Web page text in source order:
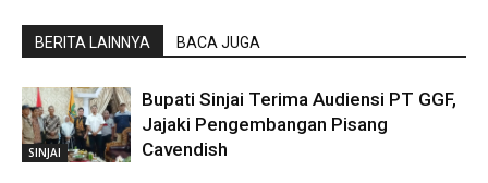
BERITA LAINNYA BACA JUGA
SINJAI
Bupati Sinjai Terima Audiensi PT GGF,
Jajaki Pengembangan Pisang
Cavendish